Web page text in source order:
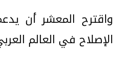
واقترح المعشر أن
الإصلاح في العالم